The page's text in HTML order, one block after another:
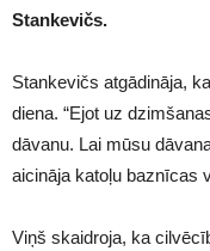
Stankevičs.
Stankevičs atgādināja,
diena. “Ejot uz
dāvanu. Lai mūsu
aicināja katoļu baznīcas
Viņš skaidroja, ka